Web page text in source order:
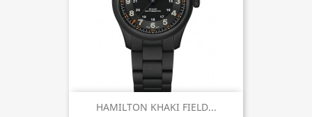
HAMILTON KHAKI FIELD...